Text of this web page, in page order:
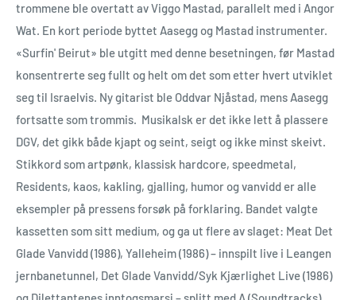
trommene ble overtatt av Viggo Mastad, parallelt med i Angor
Wat. En kort periode byttet Aasegg og Mastad instrumenter.
«Surfin' Beirut» ble utgitt med denne besetningen, før Mastad
konsentrerte seg fullt og helt om det som etter hvert utviklet
seg til Israelvis. Ny gitarist ble Oddvar Njåstad, mens Aasegg
fortsatte som trommis. Musikalsk er det ikke lett å plassere
DGV, det gikk både kjapt og seint, seigt og ikke minst skeivt.
Stikkord som artpønk, klassisk hardcore, speedmetal,
Residents, kaos, kakling, gjalling, humor og vanvidd er alle
eksempler på pressens forsøk på forklaring. Bandet valgte
kassetten som sitt medium, og ga ut flere av slaget: Meat Det
Glade Vanvidd (1986), Yalleheim (1986) – innspilt live i Leangen
jernbanetunnel, Det Glade Vanvidd/Syk Kjærlighet Live (1986)